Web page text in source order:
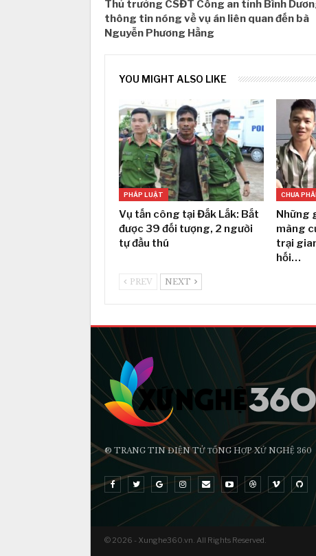
Thủ trưởng CSĐT Công an tỉnh Bình
thông tin nóng về vụ án liên quan đến bà
Nguyễn Phương Hằng
YOU MIGHT ALSO LIKE
PHÁP LUẬT
Vụ tấn công tại Đắk Lắk: Bắt
được 39 đối tượng, 2 người
tự đầu thú
CHƯA
Những
màng
trại
hối…
PREV NEXT
® TRANG TIN ĐIỆN TỬ ТỔNG HỢP XỨ NGHỆ 360
© 2026 - Xunghe360.vn. All Rights Reserved.